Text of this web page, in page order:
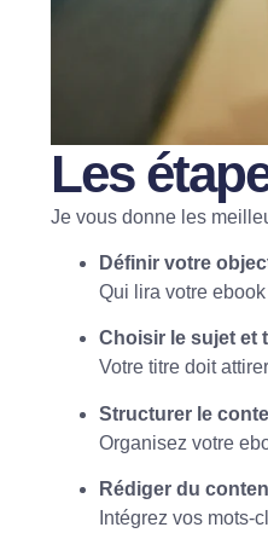
Les
Je vous donne les
Définir votre
Qui lira votre
Choisir le sujet et
Votre titre doit
Structurer le
Organisez votre
Rédiger du
Intégrez vos mots-